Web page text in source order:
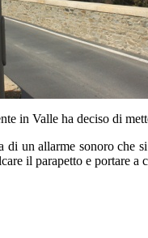
in Valle ha deciso di
un allarme sonoro
il parapetto e portare